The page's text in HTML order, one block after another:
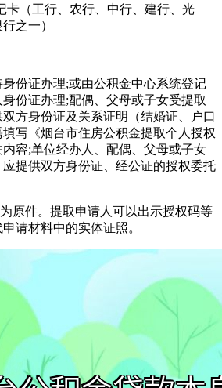
卡（工行、农行、中行、建行、光
之一）
份证办理;或由公积金中心系统登记
份证办理;配偶、父母或子女受提取
方身份证及关系证明（结婚证、户口
写《烟台市住房公积金提取个人授权
容;单位经办人、配偶、父母或子女
提供双方身份证、经公证的授权委托
原件。提取申请人可以出示授权码等
请材料中的实体证照。